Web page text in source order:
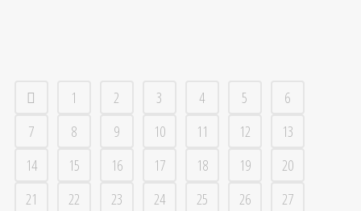
1 2 3 4 5
6
7
8 9 10 11 12
13
14
15 16 17 18 19
20
21
22 23 24 25 26
27